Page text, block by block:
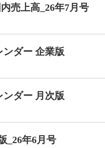
売上高_26年7月号
ンダー 企業版
ンダー 月次版
_26年6月号